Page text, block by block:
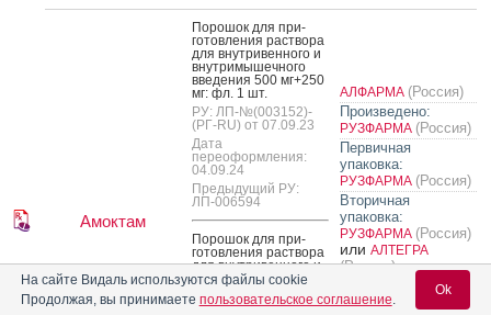
Амоктам
По­рошок для при­
готов­ле­ния рас­тво­ра
для внут­ри­вен­но­го и
внут­ри­мышеч­но­го
вве­дения 500 мг+250
мг: фл. 1 шт.
РУ: ЛП-№(003152)-
(РГ-RU) от 07.09.23
Дата
переоформления:
04.09.24
Предыдущий РУ:
ЛП-006594
По­рошок для при­
готов­ле­ния рас­тво­ра
для внут­ри­вен­но­го и
внут­ри­мышеч­но­го
мг+500 мг: фл. 1 шт.
АЛФАРМА (Россия)
Произведено:
РУЗФАРМА (Россия)
Первичная
упаковка:
РУЗФАРМА (Россия)
Вторичная
упаковка:
РУЗФАРМА (Россия)
или АЛТЕГРА
(Россия)
контроль качества:
На сайте Видаль используются файлы cookie
Продолжая, вы принимаете пользовательское соглашение.
Ok